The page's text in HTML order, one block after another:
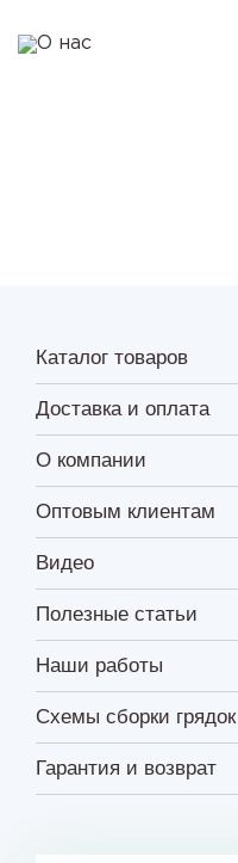
Каталог товаров
Доставка и оплата
О компании
Оптовым клиентам
Видео
Полезные статьи
Наши работы
Схемы сборки грядок
Гарантия и возврат